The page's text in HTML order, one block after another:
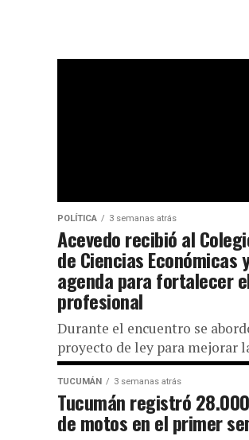
POLÍTICA 3 semanas atrás
Acevedo recibió al
de Ciencias Económicas
agenda para fortalecer
profesional
Durante el encuentro se
proyecto de ley para mejorar
trabajo de los peritos
asistencia...
TUCUMÁN 3 semanas atrás
Tucumán registró
de motos en el primer